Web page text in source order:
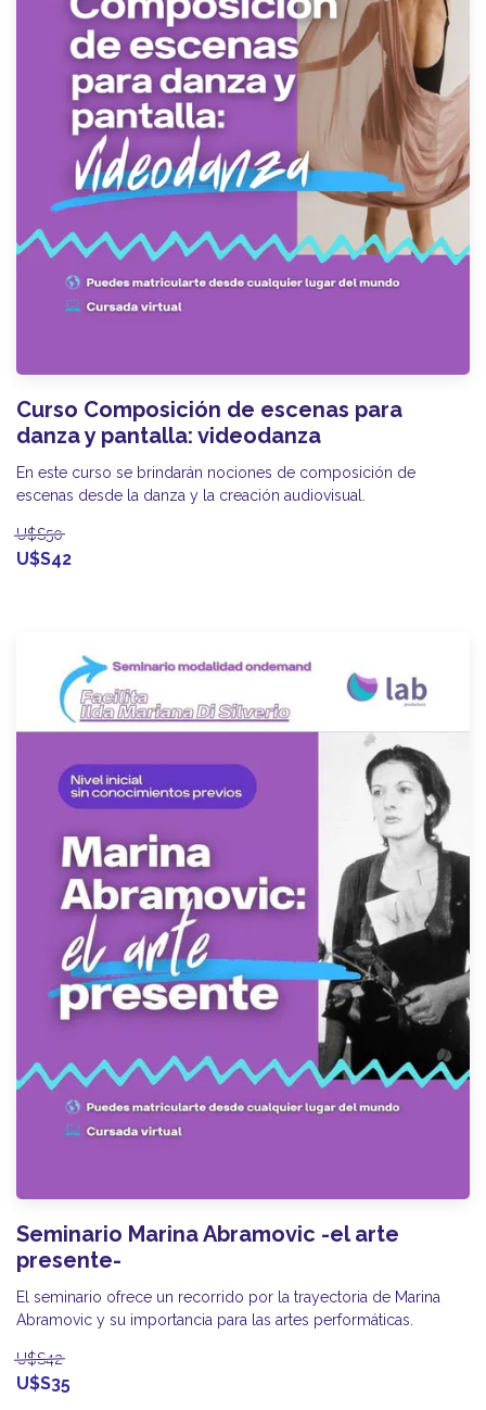
Curso Composición de escenas para
danza y pantalla: videodanza
En este curso se brindarán nociones de composición de
escenas desde la danza y la creación audiovisual.
U$S50
U$S42
Seminario Marina Abramovic -el arte
presente-
El seminario ofrece un recorrido por la trayectoria de Marina
Abramovic y su importancia para las artes performáticas.
U$S42
U$S35